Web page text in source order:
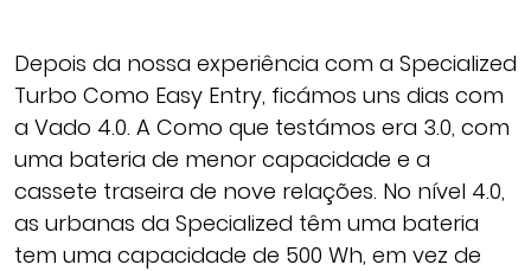
Depois da nossa experiência com a Specialized
Turbo Como Easy Entry, ficámos uns dias com
a Vado 4.0. A Como que testámos era 3.0, com
uma bateria de menor capacidade e a
cassete traseira de nove relações. No nível 4.0,
as urbanas da Specialized têm uma bateria
tem uma capacidade de 500 Wh, em vez de